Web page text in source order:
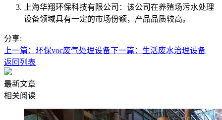
上海华翔环保科技有限公司：该公司在养殖场污水处理
设备领域具有一定的市场份额，产品品质较高。
分享:
上一篇：环保voc废气处理设备下一篇：生活废水治理设备
返回列表
最新文章
相关阅读